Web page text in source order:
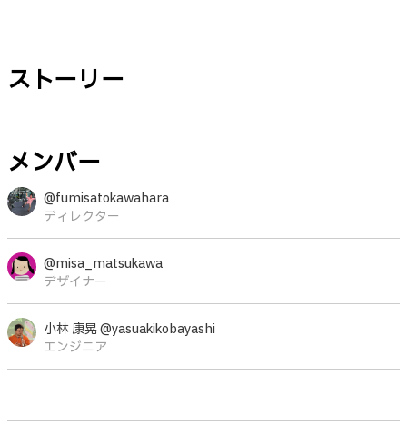
ストーリー
メンバー
@fumisatokawahara
ディレクター
@misa_matsukawa
デザイナー
小林 康晃 @yasuakikobayashi
エンジニア